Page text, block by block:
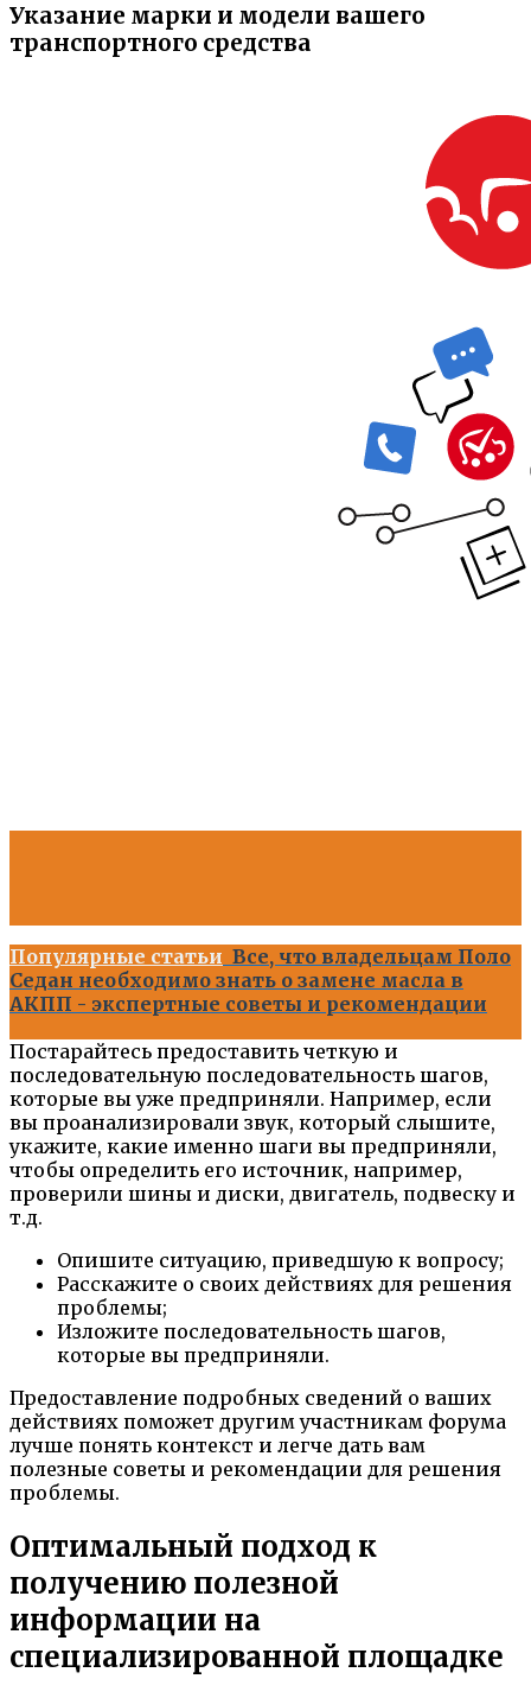
Указание марки и модели вашего
транспортного средства
Популярные статьи Все, что владельцам Поло
Седан необходимо знать о замене масла в
АКПП - экспертные советы и рекомендации
Постарайтесь предоставить четкую и
последовательную последовательность шагов,
которые вы уже предприняли. Например, если
вы проанализировали звук, который слышите,
укажите, какие именно шаги вы предприняли,
чтобы определить его источник, например,
проверили шины и диски, двигатель, подвеску и
т.д.
Опишите ситуацию, приведшую к вопросу;
Расскажите о своих действиях для решения
проблемы;
Изложите последовательность шагов,
которые вы предприняли.
Предоставление подробных сведений о ваших
действиях поможет другим участникам форума
лучше понять контекст и легче дать вам
полезные советы и рекомендации для решения
проблемы.
Оптимальный подход к
получению полезной
информации на
специализированной площадке